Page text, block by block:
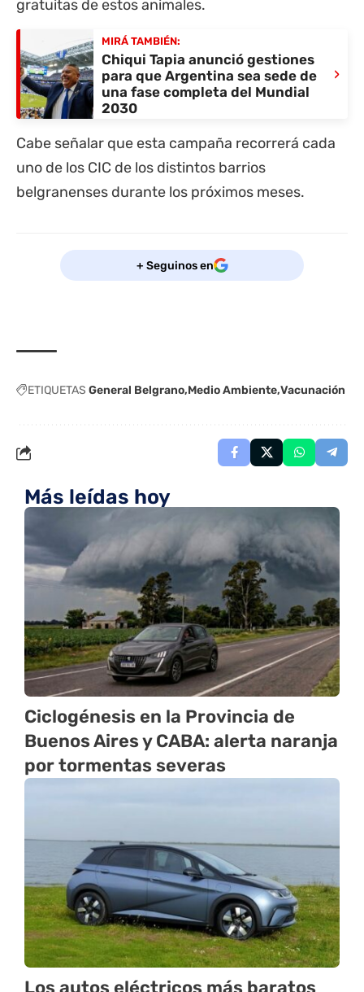
gratuitas de estos animales.
MIRÁ TAMBIÉN:
Chiqui Tapia anunció gestiones
para que Argentina sea sede de
una fase completa del Mundial
2030
›
Cabe señalar que esta campaña recorrerá cada
uno de los CIC de los distintos barrios
belgranenses durante los próximos meses.
+ Seguinos en
ETIQUETAS General Belgrano Medio Ambiente Vacunación
Más leídas hoy
Ciclogénesis en la Provincia de
Buenos Aires y CABA: alerta naranja
por tormentas severas
Los autos eléctricos más baratos